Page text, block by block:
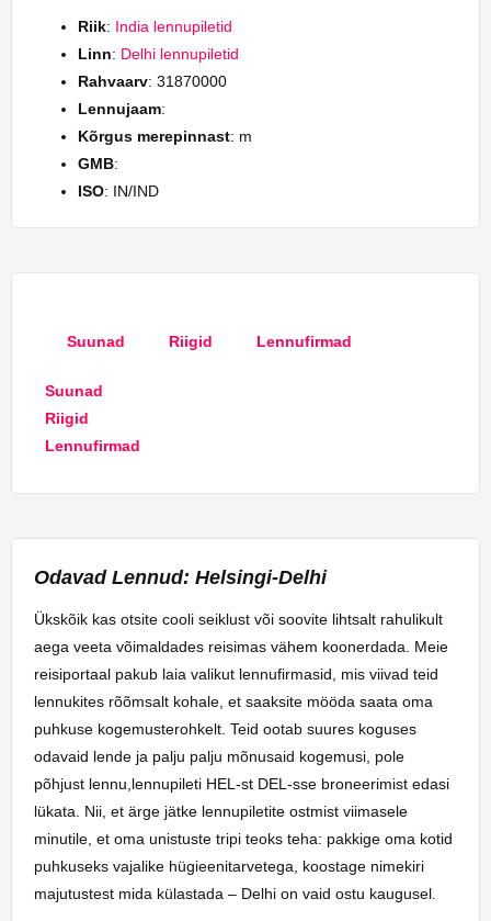
Riik: India lennupiletid
Linn: Delhi lennupiletid
Rahvaarv: 31870000
Lennujaam:
Kõrgus merepinnast: m
GMB:
ISO: IN/IND
Suunad Riigid Lennufirmad
Suunad
Riigid
Lennufirmad
Odavad Lennud: Helsingi-Delhi
Ükskõik kas otsite cooli seiklust või soovite lihtsalt rahulikult
aega veeta võimaldades reisimas vähem koonerdada. Meie
reisiportaal pakub laia valikut lennufirmasid, mis viivad teid
lennukites rõõmsalt kohale, et saaksite mööda saata oma
puhkuse kogemusterohkelt. Teid ootab suures koguses
odavaid lende ja palju palju mõnusaid kogemusi, pole
põhjust lennu,lennupileti HEL-st DEL-sse broneerimist edasi
lükata. Nii, et ärge jätke lennupiletite ostmist viimasele
minutile, et oma unistuste tripi teoks teha: pakkige oma kotid
puhkuseks vajalike hügieenitarvetega, koostage nimekiri
majutustest mida külastada – Delhi on vaid ostu kaugusel.